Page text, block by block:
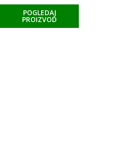
POGLEDAJ
PROIZVOD